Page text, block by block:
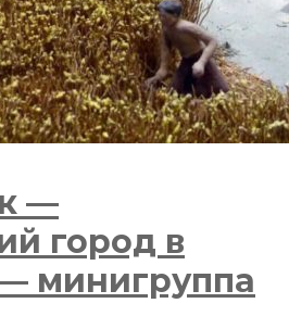
—
город в
минигруппа